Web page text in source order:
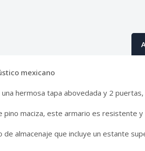
mexicano
una hermosa tapa abovedada y 2
pino maciza, este armario es resistente
de almacenaje que incluye un estante